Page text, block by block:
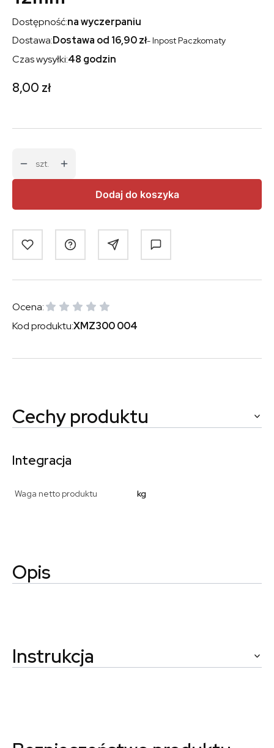
Dostępność:na wyczerpaniu
Dostawa:Dostawa od 16,90 zł- Inpost Paczkomaty
Czas wysyłki:48 godzin
Cena
8,00 zł
szt.
Dodaj do koszyka
Ocena:
Kod produktu:XMZ300 004
Cechy produktu
Integracja
Waga netto produktu kg
Opis
Instrukcja